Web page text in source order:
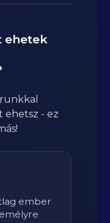
ehetek
- ez
ember